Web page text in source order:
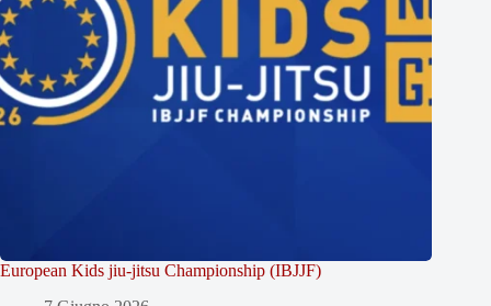
European Kids jiu-jitsu Championship (IBJJF)